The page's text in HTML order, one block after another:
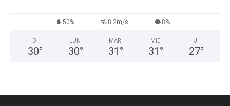
50% 8.2m/s 8%
D
30°
LUN
30°
MAR
31 °
MIE
31 °
J
27°